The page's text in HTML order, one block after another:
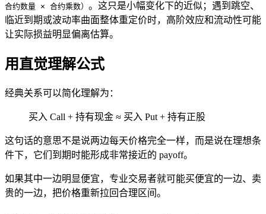
合约数量 × 合约乘数） 。这只是小幅变化下的近似；遇到跳空、
临近到期或波动率曲面整体重定价时，高阶效应和流动性可能
让实际损益明显偏离估算。
用直觉理解公式
经典关系可以简化理解为：
买入 Call + 持有现金 ≈ 买入 Put + 持有正股
这句话的意思不是说两边每天价格完全一样，而是说在理想条
件下，它们到期时能形成非常接近的 payoff。
如果其中一边明显便宜，专业交易者就可能买便宜的一边、卖
贵的一边，把价格重新拉回合理区间。